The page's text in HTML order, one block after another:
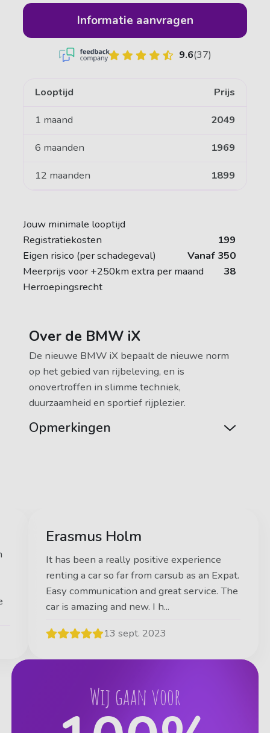
Informatie aanvragen
9.6(37)
Looptijd Prijs
1 maand 2049
6 maanden 1969
12 maanden 1899
Jouw minimale looptijd
Registratiekosten
199
Eigen risico (per schadegeval)
Vanaf 350
Meerprijs voor +250km extra per maand
38
Herroepingsrecht
Over de BMW iX
De nieuwe BMW iX bepaalt de nieuwe norm
op het gebied van rijbeleving, en is
onovertroffen in slimme techniek,
duurzaamheid en sportief rijplezier.
Opmerkingen
Erasmus Holm
It has been a really positive experience
renting a car so far from carsub as an Expat.
Easy communication and great service. The
car is amazing and new. I h...
13 sept. 2023
Wij gaan voor